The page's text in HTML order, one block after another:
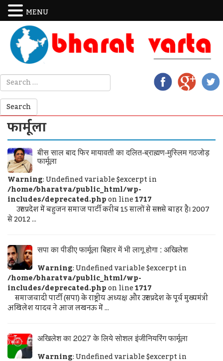
फार्मूला
बीस साल बाद फिर मायावती का दलित-ब्राह्मण-मुस्लिम गठजोड़
फार्मूला
Warning: Undefined variable $excerpt in
/home/bharatva/public_html/wp-
includes/deprecated.phpon line1717
उत्तर प्रदेश में बहुजन समाज पार्टी करीब 15 सालों से सत्ता से बाहर है। 2007
से 2012 ...
सपा का पीडीए फार्मूला बिहार में भी लागू होगा : अखिलेश
Warning: Undefined variable $excerpt in
/home/bharatva/public_html/wp-
includes/deprecated.phpon line1717
समाजवादी पार्टी (सपा) के राष्ट्रीय अध्यक्ष और उत्तर प्रदेश के पूर्व मुख्यमंत्री
अखिलेश यादव ने आज लखनऊ में ...
अखिलेश का 2027 के लिये सोशल इंजीनियरिंग फार्मूला
Warning: Undefined variable $excerpt in
MENU